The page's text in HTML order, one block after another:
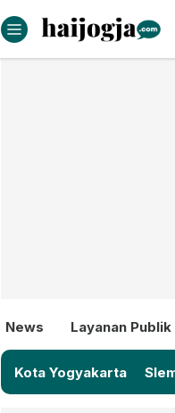
haijogja.com
Berita Jogja Terbaru
News Layanan Publik
Kota Yogyakarta